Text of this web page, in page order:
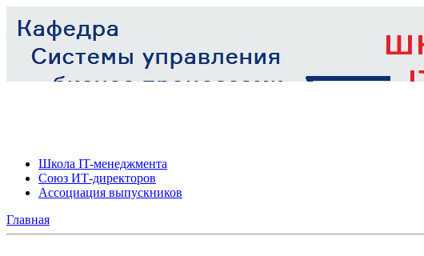
Школа IT-менеджмента
Союз ИТ-директоров
Ассоциация выпускников
Главная